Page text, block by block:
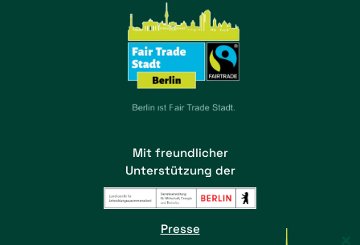
Mit freundlicher
Unterstützung der
Presse